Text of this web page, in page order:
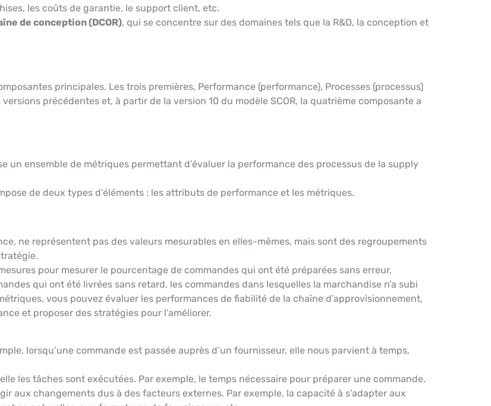
les coûts de garantie, le support client, etc.
de conception (DCOR), qui se concentre sur des domaines tels que la R&D, la conception et
principales. Les trois premières, Performance (performance), Processes (processus)
précédentes et, à partir de la version 10 du modèle SCOR, la quatrième composante a
un ensemble de métriques permettant d’évaluer la performance des processus de la supply
de deux types d’éléments : les attributs de performance et les métriques.
ne représentent pas des valeurs mesurables en elles-mêmes, mais sont des regroupements
pour mesurer le pourcentage de commandes qui ont été préparées sans erreur,
qui ont été livrées sans retard, les commandes dans lesquelles la marchandise n’a subi
vous pouvez évaluer les performances de fiabilité de la chaîne d’approvisionnement,
et proposer des stratégies pour l’améliorer.
lorsqu’une commande est passée auprès d’un fournisseur, elle nous parvient à temps,
les tâches sont exécutées. Par exemple, le temps nécessaire pour préparer une commande.
aux changements dus à des facteurs externes. Par exemple, la capacité à s’adapter aux